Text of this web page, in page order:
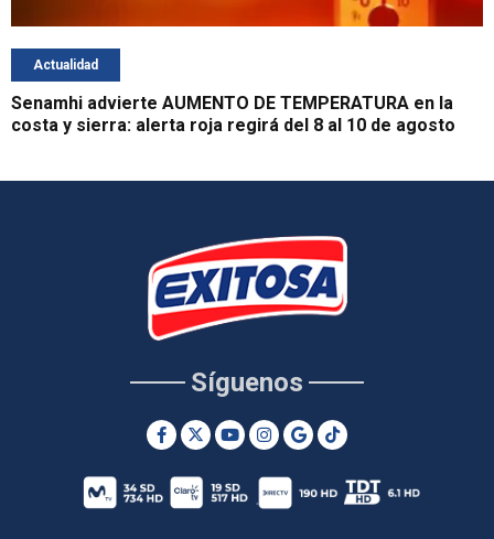
Actualidad
Senamhi advierte AUMENTO DE TEMPERATURA en la
costa y sierra: alerta roja regirá del 8 al 10 de agosto
Síguenos